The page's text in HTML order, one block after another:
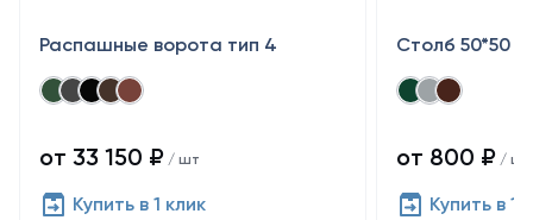
Распашные ворота тип 4
от 33 150 ₽ / шт
Купить в 1 клик
Столб 50*50
от 800 ₽ / шт
Купить в 1